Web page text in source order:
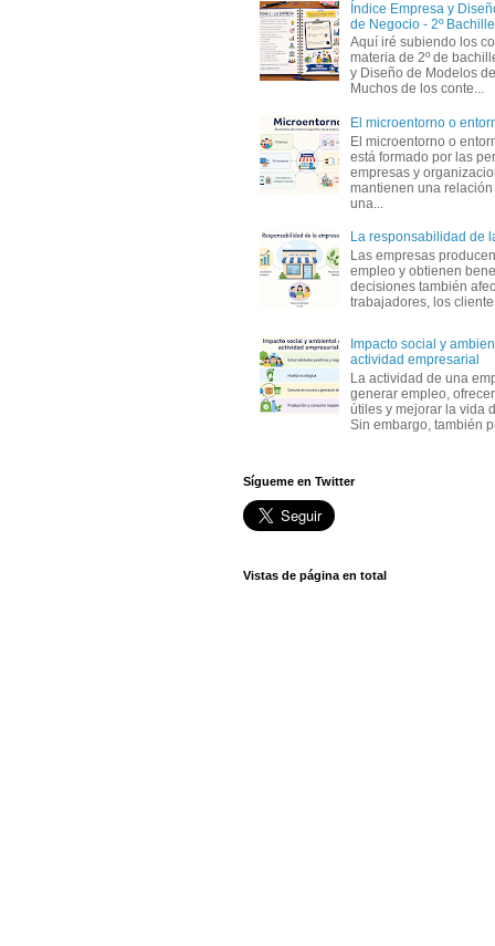
Índice Empresa y
de Negocio - 2º
Aquí iré subiendo los
materia de 2º de
y Diseño de Modelos
Muchos de los conte...
El microentorno o
El microentorno o
está formado por las
empresas y
mantienen una
una...
La responsabilidad de
Las empresas
empleo y obtienen
decisiones también
trabajadores, los
Impacto social y
actividad empresarial
La actividad de una
generar empleo,
útiles y mejorar la vida
Sin embargo, también
Sígueme en Twitter
Vistas de página en total